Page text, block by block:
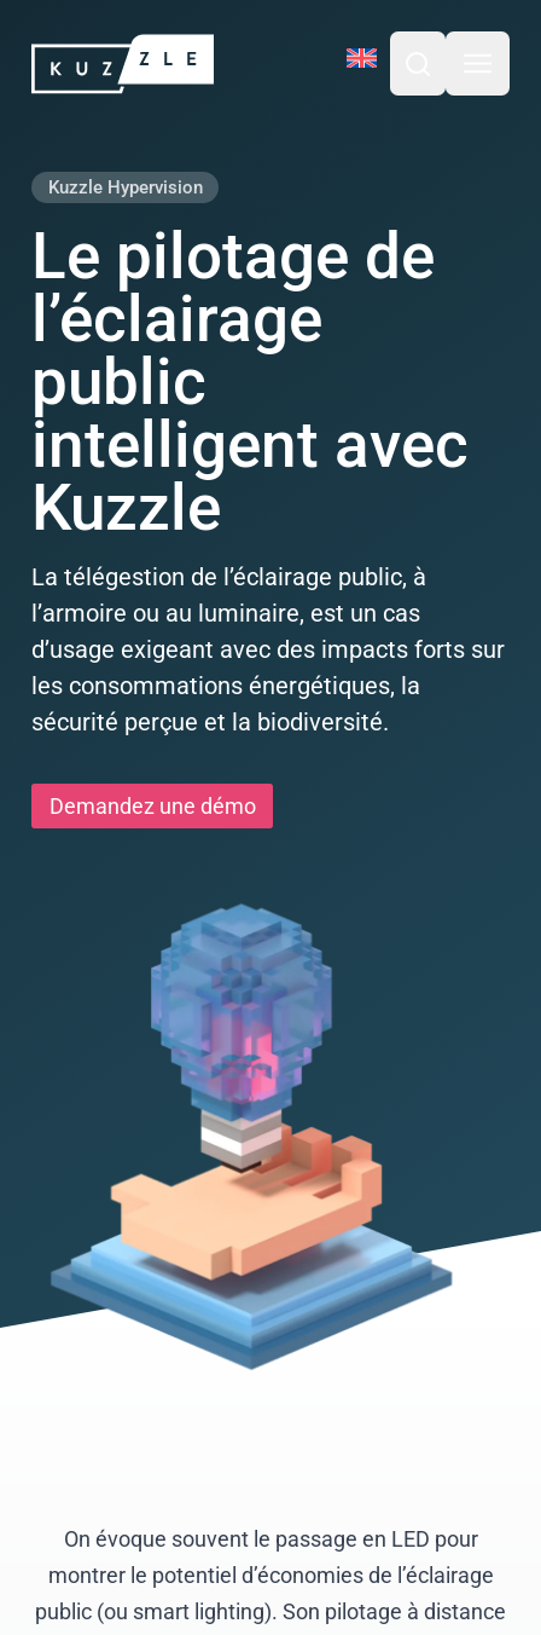
contenu
Kuzzle Hypervision
Le pilotage de
l’éclairage
public
intelligent avec
Kuzzle
La télégestion de l’éclairage public, à
l’armoire ou au luminaire, est un cas
d’usage exigeant avec des impacts forts sur
les consommations énergétiques, la
sécurité perçue et la biodiversité.
Demandez une démo
On évoque souvent le passage en LED pour
montrer le potentiel d’économies de l’éclairage
public (ou smart lighting). Son pilotage à distance